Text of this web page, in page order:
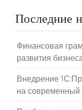
Последние
Финансовая
развития
Внедрение
на современный